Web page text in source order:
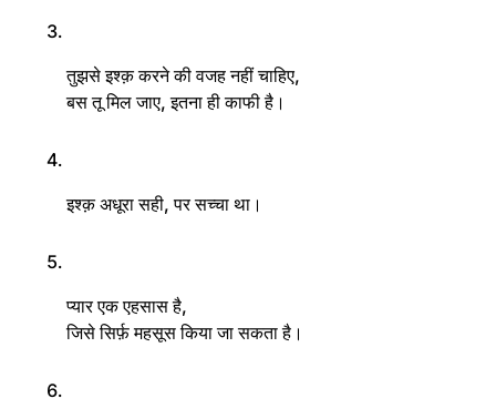
तुझसे इश्क़ करने की वजह नहीं चाहिए,
बस तू मिल जाए, इतना ही काफी है।
इश्क़ अधूरा सही, पर सच्चा था।
प्यार एक एहसास है,
जिसे सिर्फ़ महसूस किया जा सकता है।